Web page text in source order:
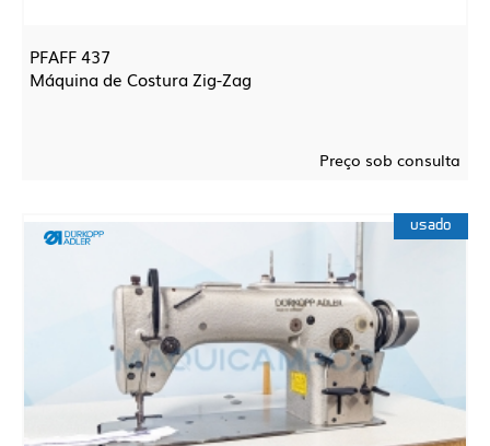
PFAFF 437
Máquina de Costura Zig-Zag
Preço sob consulta
usado